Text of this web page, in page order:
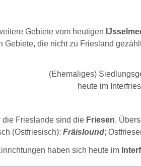
Gebiete vom heutigen
Gebiete, die nicht zu Friesland
(Ehemaliges)
heute im
die Frieslande sind die Friesen.
(Ostfriesisch): Fräislound;
haben sich heute im